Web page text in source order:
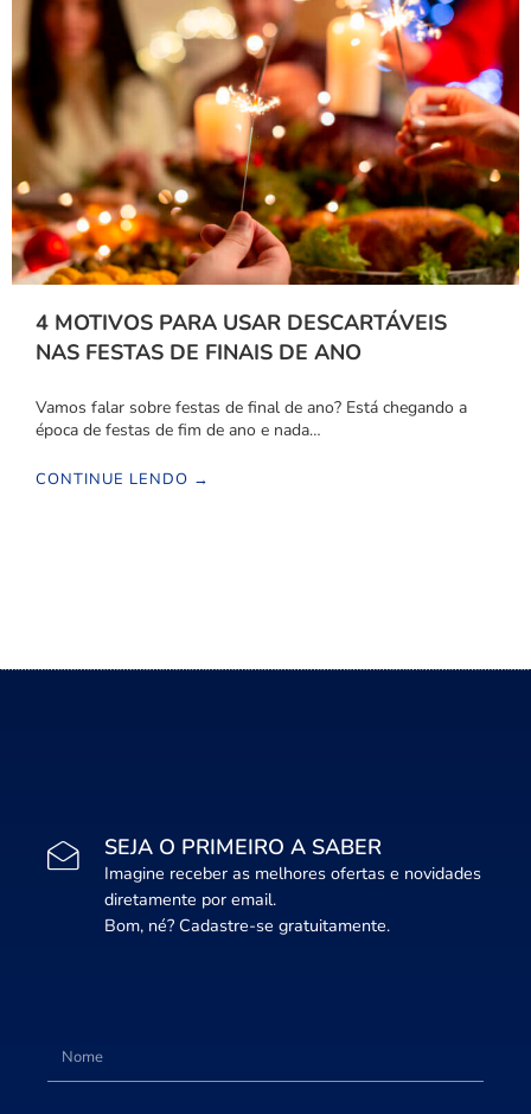
4 MOTIVOS PARA USAR DESCARTÁVEIS
NAS FESTAS DE FINAIS DE ANO
Vamos falar sobre festas de final de ano? Está chegando a
época de festas de fim de ano e nada…
CONTINUE LENDO →
SEJA O PRIMEIRO A SABER
Imagine receber as melhores ofertas e novidades
diretamente por email.
Bom, né? Cadastre-se gratuitamente.